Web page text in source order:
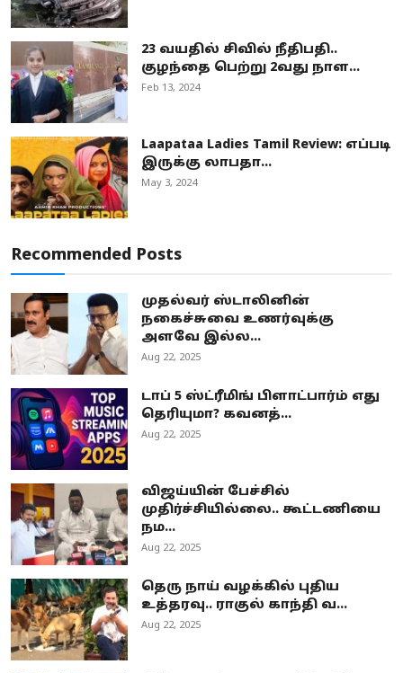
23 வயதில் சிவில் நீதிபதி..
குழந்தை பெற்று 2வது நாள...
Feb 13, 2024
Laapataa Ladies Tamil Review: எப்படி
இருக்கு லாபதா...
May 3, 2024
Recommended Posts
முதல்வர் ஸ்டாலினின்
நகைச்சுவை உணர்வுக்கு
அளவே இல்ல...
Aug 22, 2025
டாப் 5 ஸ்ட்ரீமிங் பிளாட்பார்ம் எது
தெரியுமா? கவனத்...
Aug 22, 2025
விஜய்யின் பேச்சில்
முதிர்ச்சியில்லை.. கூட்டணியை
நம...
Aug 22, 2025
தெரு நாய் வழக்கில் புதிய
உத்தரவு.. ராகுல் காந்தி வ...
Aug 22, 2025